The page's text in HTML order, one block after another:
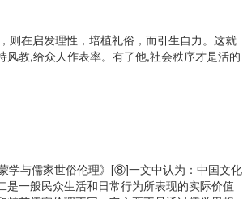
则在启发理性，培植礼俗，而引生自力。这就
风教,给众人作表率。有了他,社会秩序才是活的
学与儒家世俗伦理》[⑧]一文中认为：中国文化
一般民众生活和日常行为所表现的实际价值